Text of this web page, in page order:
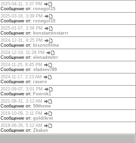
2025-04-11, 3:37 PM
Сообщение от: ronegol15
2025-03-16, 3:39 PM
Сообщение от: ronegol15
2025-01-07, 3:56 PM
Сообщение от: konstantinstarrr
2024-12-31, 9:25 PM
Сообщение от: bisznofilma
2024-12-19, 11:28 PM
Сообщение от: elenadmitrr
2024-11-25, 8:45 PM
Сообщение от: sfadeev789
2024-11-17, 2:23 AM
Сообщение от: rasero
2022-09-07, 3:01 PM
Сообщение от: Foerok1
2021-08-31, 3:12 AM
Сообщение от: 50theme
2019-10-09, 2:11 PM
Сообщение от: goldikret
2018-06-26, 5:12 AM
Сообщение от: Zkalun